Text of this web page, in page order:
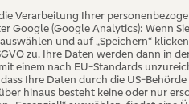
Verarbeitung Ihrer
Google (Google Analytics): Wenn
und auf „Speichern“
zu. Ihre Daten werden dann in
einem nach EU-Standards
Ihre Daten durch die US-
hinaus besteht keine oder nur